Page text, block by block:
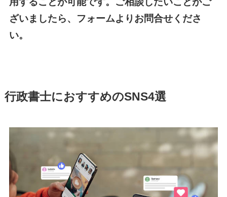
ざいましたら、フォームよりお問合せくださ
い。
行政書士におすすめのSNS4選